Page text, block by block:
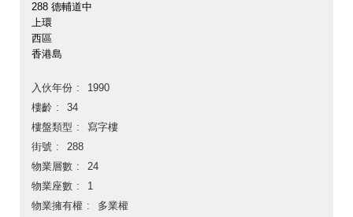
288 德輔道中
上環
西區
香港島
入伙年份
1990
樓齡
34
樓盤類型
寫字樓
街號
288
物業層數
24
物業座數
1
物業擁有權
多業權